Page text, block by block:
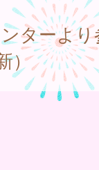
ターよ
）